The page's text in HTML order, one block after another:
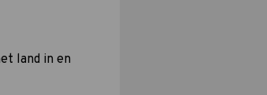
land in en